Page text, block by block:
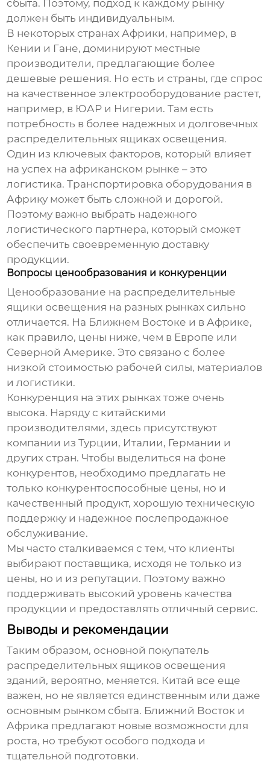
сбыта. Поэтому, подход к каждому рынку
должен быть индивидуальным.
В некоторых странах Африки, например, в
Кении и Гане, доминируют местные
производители, предлагающие более
дешевые решения. Но есть и страны, где спрос
на качественное электрооборудование растет,
например, в ЮАР и Нигерии. Там есть
потребность в более надежных и долговечных
распределительных ящиках освещения.
Один из ключевых факторов, который влияет
на успех на африканском рынке – это
логистика. Транспортировка оборудования в
Африку может быть сложной и дорогой.
Поэтому важно выбрать надежного
логистического партнера, который сможет
обеспечить своевременную доставку
продукции.
Вопросы ценообразования и конкуренции
Ценообразование на распределительные
ящики освещения на разных рынках сильно
отличается. На Ближнем Востоке и в Африке,
как правило, цены ниже, чем в Европе или
Северной Америке. Это связано с более
низкой стоимостью рабочей силы, материалов
и логистики.
Конкуренция на этих рынках тоже очень
высока. Наряду с китайскими
производителями, здесь присутствуют
компании из Турции, Италии, Германии и
других стран. Чтобы выделиться на фоне
конкурентов, необходимо предлагать не
только конкурентоспособные цены, но и
качественный продукт, хорошую техническую
поддержку и надежное послепродажное
обслуживание.
Мы часто сталкиваемся с тем, что клиенты
выбирают поставщика, исходя не только из
цены, но и из репутации. Поэтому важно
поддерживать высокий уровень качества
продукции и предоставлять отличный сервис.
Выводы и рекомендации
Таким образом, основной покупатель
распределительных ящиков освещения
зданий, вероятно, меняется. Китай все еще
важен, но не является единственным или даже
основным рынком сбыта. Ближний Восток и
Африка предлагают новые возможности для
роста, но требуют особого подхода и
тщательной подготовки.